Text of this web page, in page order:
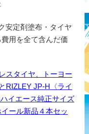
安定剤塗布・タイヤ
用を全て含んだ価
スタイヤ、トーヨー
RIZLEY JP-H〈ライ
イエース純正サイズ
ール新品４本セッ